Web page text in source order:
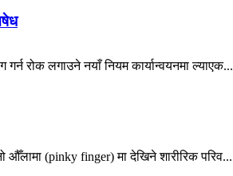
रोक लगाउने नयाँ नियम कार्यान्वयनमा ल्याएक...
औँलामा (pinky finger) मा देखिने शारीरिक परिव...